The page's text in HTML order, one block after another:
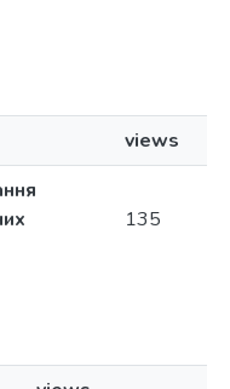
views
135